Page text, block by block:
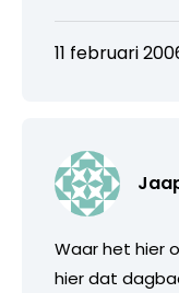
11 februari
Waar het hier
hier dat